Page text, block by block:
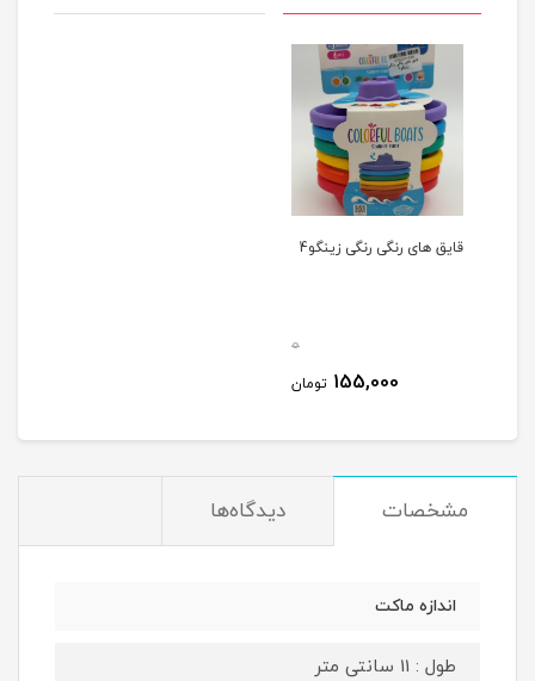
قایق های رنگی رنگی زینگو4
0
155,000 تومان
مشخصات دیدگاه‌ها
اندازه ماکت
طول : 11 سانتی متر